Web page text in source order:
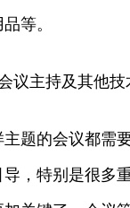
等。
议主持及其他技
题的会议都需
，特别是很多